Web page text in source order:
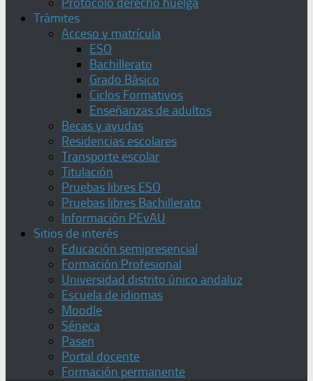
Trámites
Acceso y matrícula
ESO
Bachillerato
Grado Básico
Ciclos Formativos
Enseñanzas de adultos
Becas y ayudas
Residencias escolares
Transporte escolar
Titulación
Pruebas libres ESO
Pruebas libres Bachillerato
Información PEvAU
Sitios de interés
Educación semipresencial
Formación Profesional
Universidad distrito único andaluz
Escuela de idiomas
Moodle
Séneca
Pasen
Portal docente
Formación permanente